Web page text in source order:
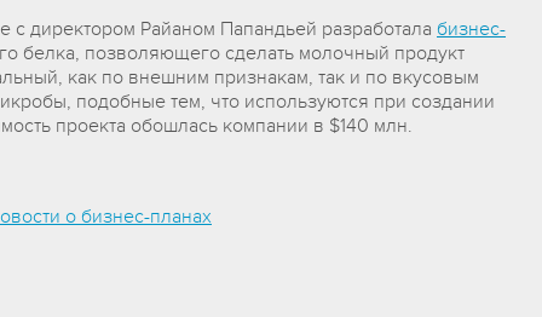
с директором Райаном Папандьей разработала бизнес-
белка, позволяющего сделать молочный продукт
как по внешним признакам, так и по вкусовым
подобные тем, что используются при создании
проекта обошлась компании в $140 млн.
о бизнес-планах